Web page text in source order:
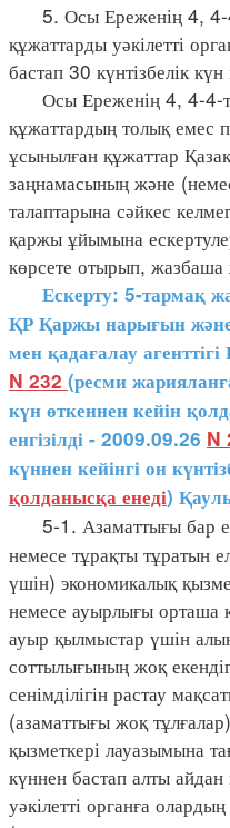
5. Осы Ереженің 4, 4-4-
құжаттарды уәкілетті
бастап 30 күнтізбелік
Осы Ереженің 4, 4-4-
құжаттардың толық емес
ұсынылған құжаттар
заңнамасының және
талаптарына сәйкес
қаржы ұйымына
көрсете отырып, жазбаша
Ескерту: 5-тармақ
ҚР Қаржы нарығын
мен қадағалау
N 232 (ресми
күн өткеннен кейін
енгізілді - 2009.09.26 N
күннен кейінгі он
қолданысқа енеді)
5-1. Азаматтығы бар
немесе тұрақты тұратын
үшін) экономикалық
немесе ауырлығы орташа
ауыр қылмыстар үшін
соттылығының жоқ
сенімділігін растау
(азаматтығы жоқ
қызметкері лауазымына
күннен бастап алты айдан
уәкілетті органға